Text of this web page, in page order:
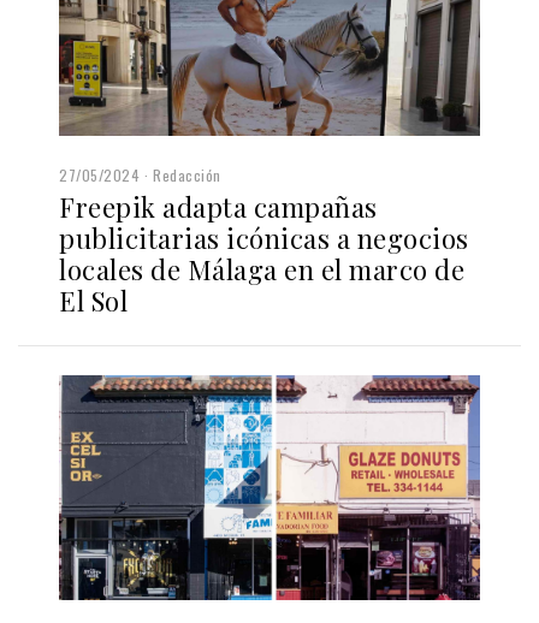
27/05/2024 Redacción
Freepik adapta campañas
publicitarias icónicas a negocios
locales de Málaga en el marco de
El Sol